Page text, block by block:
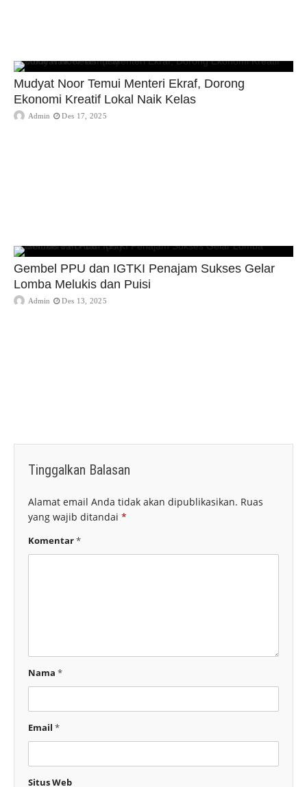
Mudyat Noor Temui Menteri Ekraf, Dorong
Ekonomi Kreatif Lokal Naik Kelas
Admin Des 17, 2025
Gembel PPU dan IGTKI Penajam Sukses Gelar
Lomba Melukis dan Puisi
Admin Des 13, 2025
Tinggalkan Balasan
Alamat email Anda tidak akan dipublikasikan. Ruas
yang wajib ditandai *
Komentar*
Nama *
Email *
Situs Web